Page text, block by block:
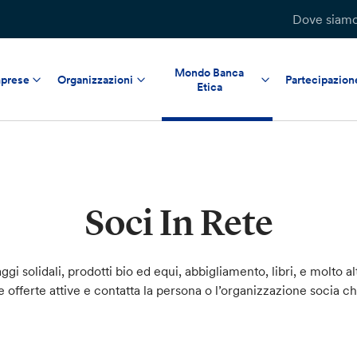
Dove
Organizzazioni
Mondo Banca
Etica
Soci In Rete
solidali, prodotti bio ed equi, abbigliamento, libri, e molto
offerte attive e contatta la persona o l’organizzazione socia